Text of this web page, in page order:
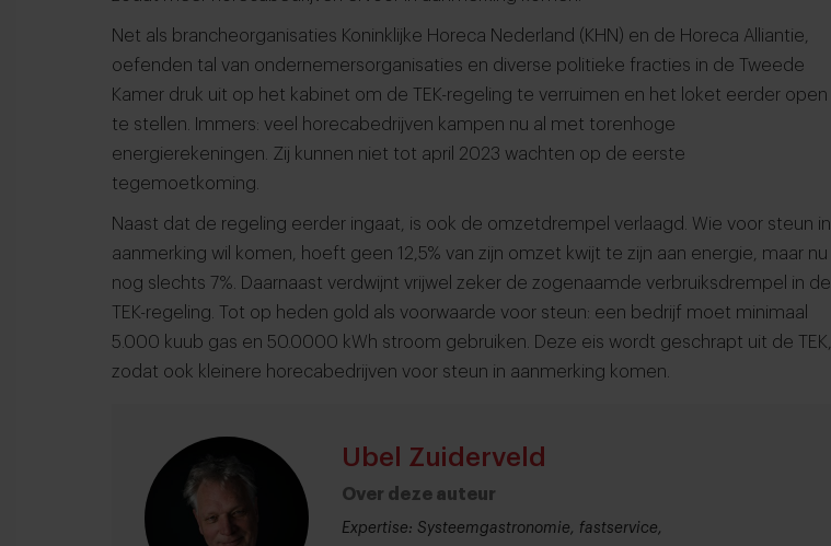
Net als brancheorganisaties Koninklijke Horeca Nederland (KHN) en de Horeca Alliantie,
oefenden tal van ondernemersorganisaties en diverse politieke fracties in de Tweede
Kamer druk uit op het kabinet om de TEK-regeling te verruimen en het loket eerder open
te stellen. Immers: veel horecabedrijven kampen nu al met torenhoge
energierekeningen. Zij kunnen niet tot april 2023 wachten op de eerste
tegemoetkoming.
Naast dat de regeling eerder ingaat, is ook de omzetdrempel verlaagd. Wie voor steun in
aanmerking wil komen, hoeft geen 12,5% van zijn omzet kwijt te zijn aan energie, maar nu
nog slechts 7%. Daarnaast verdwijnt vrijwel zeker de zogenaamde verbruiksdrempel in de
TEK-regeling. Tot op heden gold als voorwaarde voor steun: een bedrijf moet minimaal
5.000 kuub gas en 50.0000 kWh stroom gebruiken. Deze eis wordt geschrapt uit de TEK,
zodat ook kleinere horecabedrijven voor steun in aanmerking komen.
Ubel Zuiderveld
Over deze auteur
Expertise: Systeemgastronomie, fastservice,